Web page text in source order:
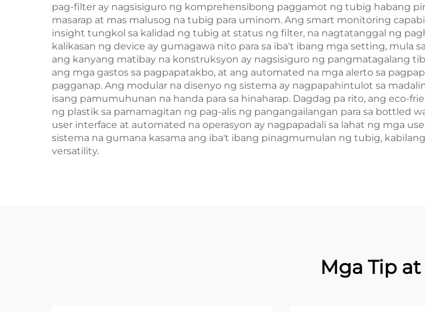
pag-filter ay nagsisiguro ng komprehensibong paggamot ng tubig habang
masarap at mas malusog na tubig para uminom. Ang smart monitoring
insight tungkol sa kalidad ng tubig at status ng filter, na nagtatanggal ng
kalikasan ng device ay gumagawa nito para sa iba't ibang mga setting, mula
ang kanyang matibay na konstruksyon ay nagsisiguro ng pangmatagalang
ang mga gastos sa pagpapatakbo, at ang automated na mga alerto sa
pagganap. Ang modular na disenyo ng sistema ay nagpapahintulot sa
isang pamumuhunan na handa para sa hinaharap. Dagdag pa rito, ang eco-
ng plastik sa pamamagitan ng pag-alis ng pangangailangan para sa bottled
user interface at automated na operasyon ay nagpapadali sa lahat ng mga
sistema na gumana kasama ang iba't ibang pinagmumulan ng tubig,
versatility.
Mga Tip at